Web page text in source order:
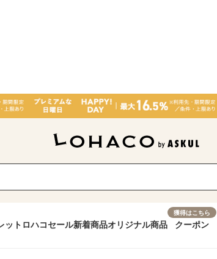
ット ロハコセール新着商品オリジナル商品
獲得はこちら
クーポン